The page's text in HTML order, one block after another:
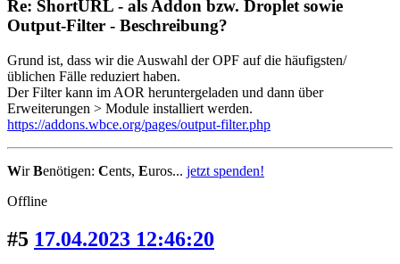
Re: ShortURL - als Addon bzw. Droplet sowie
Output-Filter - Beschreibung?
Grund ist, dass wir die Auswahl der OPF auf die häufigsten/
üblichen Fälle reduziert haben.
Der Filter kann im AOR heruntergeladen und dann über
Erweiterungen > Module installiert werden.
https://addons.wbce.org/pages/output-filter.php
WirBenötigen: Cents, Euros... jetzt spenden!
Offline
#5 17.04.2023 12:46:20